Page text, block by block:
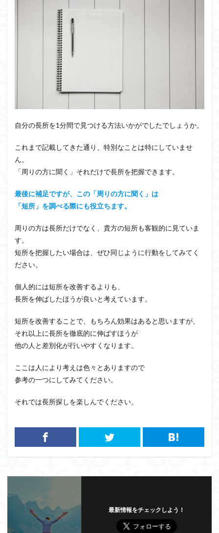
自分の長所を1分間で見つける方法いかがでしたでしょうか。
これまで記載してきた通り、特別なことは特にしていませ
ん。
「周りの方に聞く」それだけで長所を把握できます。
最後に補足ですが、この「周りの方に聞く」は
「短所」を調べる際にも役立ちます。
周りの方は長所だけでなく、貴方の短所も客観的に見ていま
す。
短所を把握したい場合は、ぜひ同じように行動をしてみてく
ださい。
個人的には短所を改善するよりも、
長所を伸ばしたほうが良いと考えています。
短所を改善することで、もちろん効果はあると思いますが、
それ以上に長所を徹底的に伸ばすほうが
他の人と差別化が行いやすくなります。
ここは人により考えは色々とありますので
参考の一つにしてみてください。
それでは長所探しを楽しんでください。
最新情報をチェックしよう！